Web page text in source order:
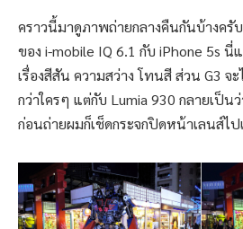
คราวนี้มาดูภาพถ่ายกลางคืนกันบ้างครั
ของ i-mobile IQ 6.1 กับ iPhone 5s นี่
เรื่องสีสัน ความสว่าง โทนสี ส่วน G3 จ
กว่าใครๆ แต่กับ Lumia 930 กลายเป็
ก่อนถ่ายผมก็เช็ดกระจกปิดหน้าเลนส์ไป